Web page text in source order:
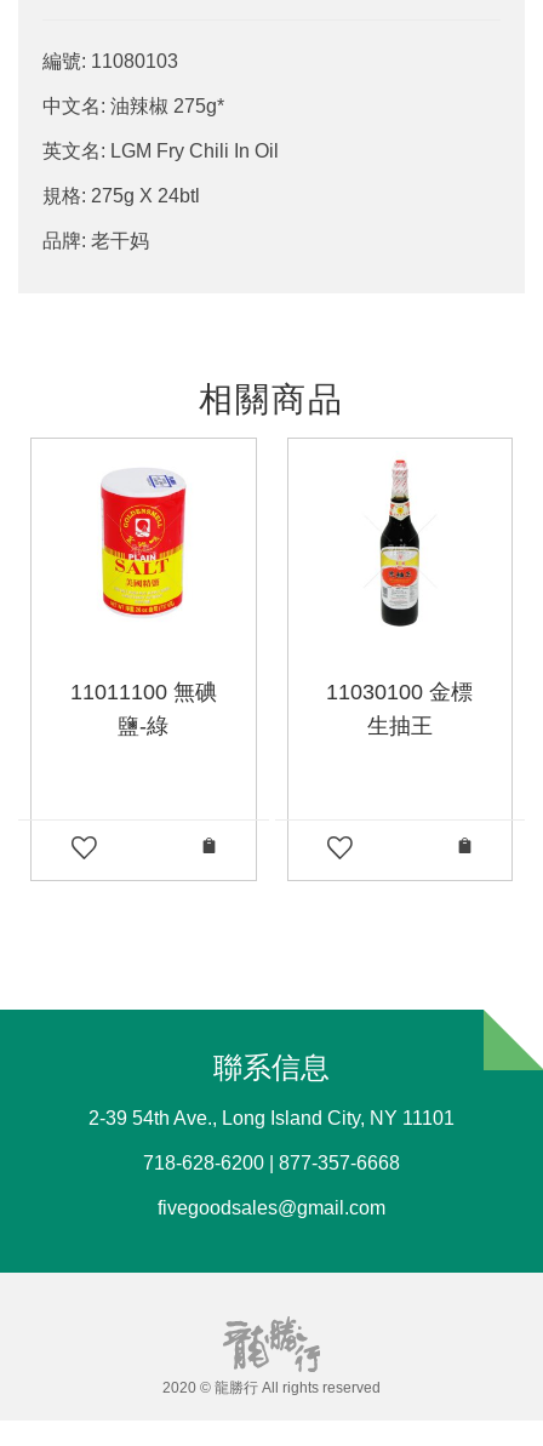
編號: 11080103
中文名: 油辣椒 275g*
英文名: LGM Fry Chili In Oil
規格: 275g X 24btl
品牌: 老干妈
相關商品
11011100 無碘
鹽-綠
11030100 金標
生抽王
聯系信息
2-39 54th Ave., Long Island City, NY 11101
718-628-6200 | 877-357-6668
fivegoodsales@gmail.com
2020 © 龍勝行 All rights reserved